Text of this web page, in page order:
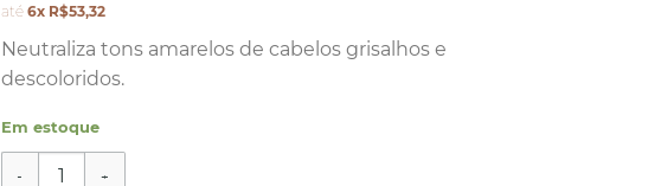
até 6x R$53,32
Neutraliza tons amarelos de cabelos grisalhos e
descoloridos.
Em estoque
Shampoo Loiros Laces 1000 ml quantidade